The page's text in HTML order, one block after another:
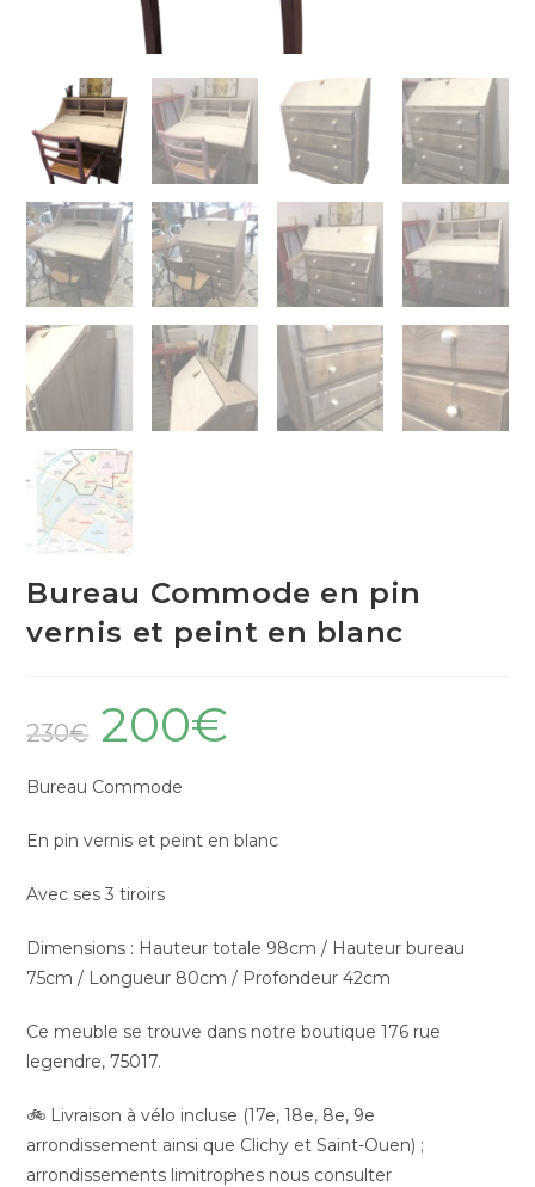
Bureau Commode en pin
vernis et peint en blanc
230€ 200€
Bureau Commode
En pin vernis et peint en blanc
Avec ses 3 tiroirs
Dimensions : Hauteur totale 98cm / Hauteur bureau
75cm / Longueur 80cm / Profondeur 42cm
Ce meuble se trouve dans notre boutique 176 rue
legendre, 75017.
🚲 Livraison à vélo incluse (17e, 18e, 8e, 9e
arrondissement ainsi que Clichy et Saint-Ouen) ;
arrondissements limitrophes nous consulter